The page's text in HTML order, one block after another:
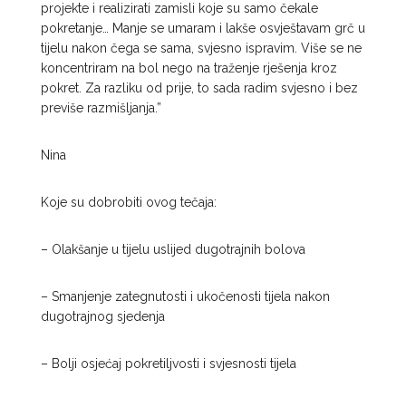
projekte i realizirati zamisli koje su samo čekale
pokretanje… Manje se umaram i lakše osvještavam grč u
tijelu nakon čega se sama, svjesno ispravim. Više se ne
koncentriram na bol nego na traženje rješenja kroz
pokret. Za razliku od prije, to sada radim svjesno i bez
previše razmišljanja.”
Nina
Koje su dobrobiti ovog tečaja:
– Olakšanje u tijelu uslijed dugotrajnih bolova
– Smanjenje zategnutosti i ukočenosti tijela nakon
dugotrajnog sjedenja
– Bolji osjećaj pokretiljvosti i svjesnosti tijela